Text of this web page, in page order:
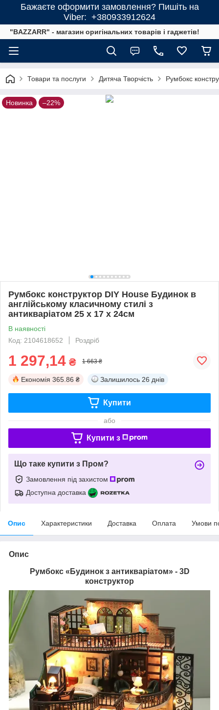
Бажаєте оформити замовлення? Пишіть на
Viber: +380933912624
"BAZZARR" - магазин оригінальних товарів і гаджетів!
Товари та послуги Дитяча Творчість Румбокс
Новинка –22%
Румбокс конструктор DIY House Будинок в
англійському класичному стилі з
антикваріатом 25 x 17 x 24см
В наявності
Код: 2104618652
Роздріб
1 297,14 ₴ 1 663 ₴
Економія 365.86 ₴ Залишилось 26 днів
Купити
або
Купити з
Що таке купити з Пром?
Замовлення під захистом
Доступна доставка
Опис Характеристики Доставка Оплата Умови
Опис
Румбокс «Будинок з антикваріатом» - 3D
конструктор